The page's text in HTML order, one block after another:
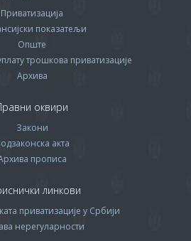
Приватизација
показатељи
Опште
трошкова приватизације
Архива
оквири
Закони
акта
прописa
линкови
приватизације у Србији
нерегуларности